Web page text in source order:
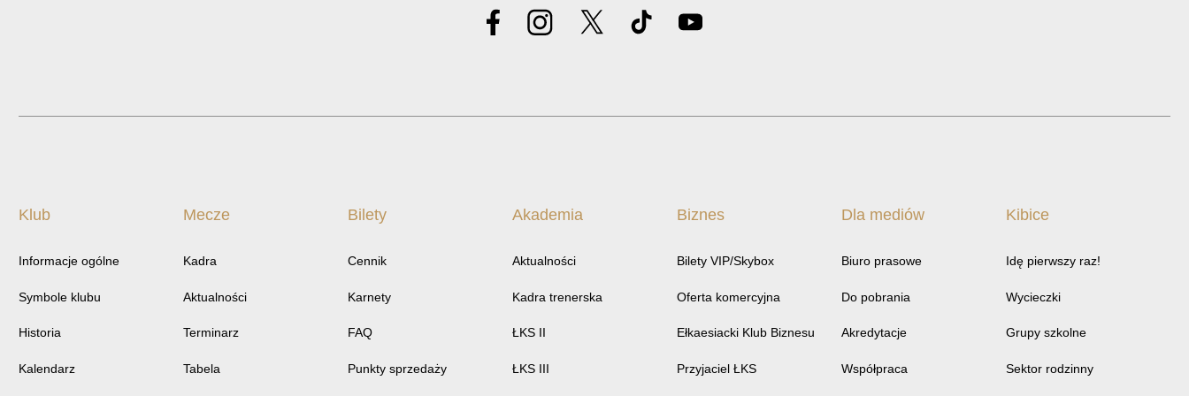
Klub
Informacje ogólne
Symbole klubu
Historia
Kalendarz
Mecze
Kadra
Aktualności
Terminarz
Tabela
Bilety
Cennik
Karnety
FAQ
Punkty sprzedaży
Akademia
Aktualności
Kadra trenerska
ŁKS II
ŁKS III
Biznes
Bilety VIP/Skybox
Oferta komercyjna
Ełkaesiacki Klub Biznesu
Przyjaciel ŁKS
Dla mediów
Biuro prasowe
Do pobrania
Akredytacje
Współpraca
Kibice
Idę pierwszy raz!
Wycieczki
Grupy szkolne
Sektor rodzinny